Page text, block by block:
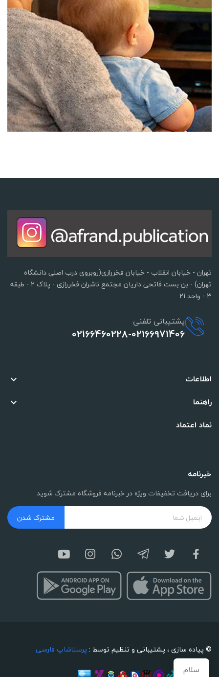
تهران - خیابان انقلاب - خیابان فخررازی(روبروی درب اصلی دانشگاه
تهران) - بن بست فاتحی داریان مجتمع ناشران فخررازی - پلاک 2 - طبقه
3 - واحد 21
پشتیبانی تلفنی
02166460228-02166971406
اطلاعات 
راهنما 
نماد اعتماد
خبرنامه
برای دریافت تخفیفات ویژه در خبرنامه فروشگاه مشترک شوید
مشترک شدن
© پیاده سازی ، پشتیبانی و تنظیم توسط : پرستاشاپ فارسی
سلام